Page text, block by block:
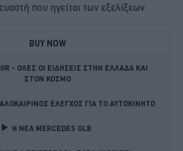
που ηγείται των εξελίξεων.
BUY NOW
- ΟΛΕΣ ΟΙ ΕΙΔΗΣΕΙΣ ΣΤΗΝ ΕΛΛΑΔΑ ΚΑΙ
ΣΤΟΝ ΚΟΣΜΟ
ΕΛΕΓΧΟΣ ΓΙΑ ΤΟ ΑΥΤΟΚΙΝΗΤΟ
Η ΝΕΑ MERCEDES GLB